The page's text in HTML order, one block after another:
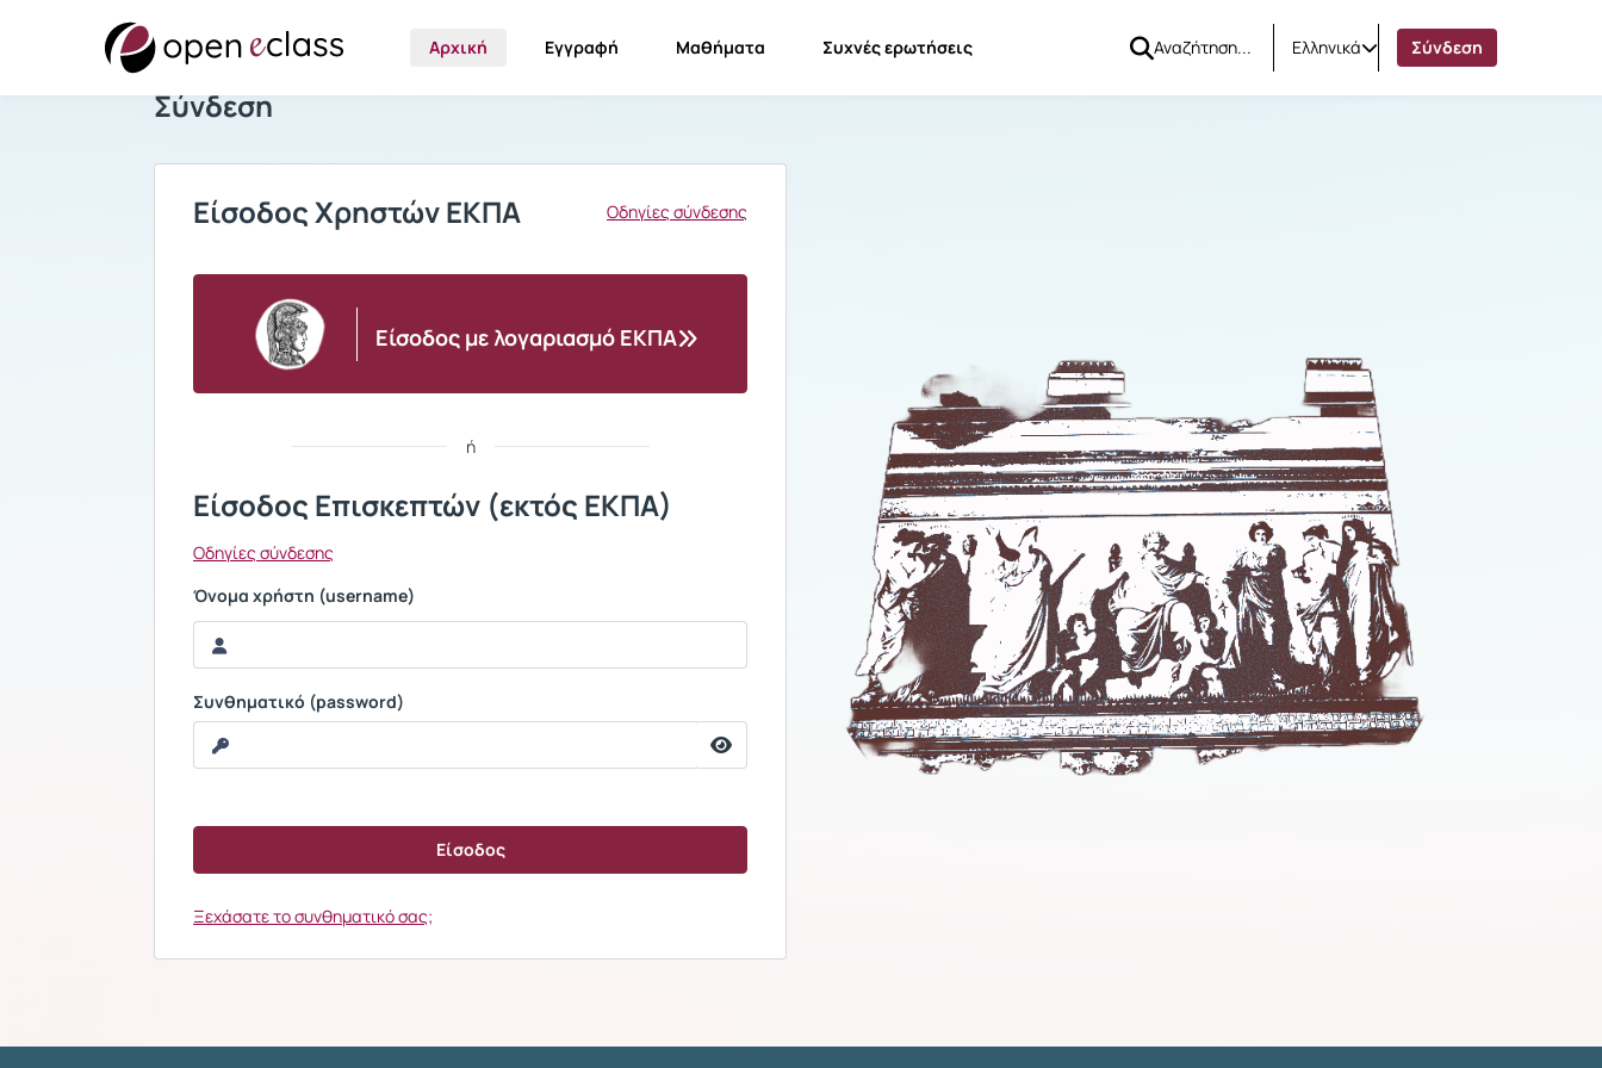
Αρχική Εγγραφή Μαθήματα Συχνές ερωτήσεις Ελληνικά Σύνδεση
Σύνδεση
Είσοδος Χρηστών ΕΚΠΑ Οδηγίες σύνδεσης
Είσοδος με λογαριασμό ΕΚΠΑ
ή
Είσοδος Επισκεπτών (εκτός ΕΚΠΑ)
Οδηγίες σύνδεσης
Όνομα χρήστη (username)
Συνθηματικό (password)
Ξεχάσατε το συνθηματικό σας;